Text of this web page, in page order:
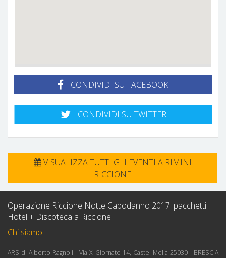
CONDIVIDI SU FACEBOOK
CONDIVIDI SU TWITTER
VISUALIZZA TUTTI GLI EVENTI A RIMINI
RICCIONE
Operazione Riccione Notte Capodanno 2017: pacchetti
Hotel + Discoteca a Riccione
Chi siamo
ARS di Alberto Ragnoli - Via X Giornate 14, Castel Mella 25030 - BRESCIA